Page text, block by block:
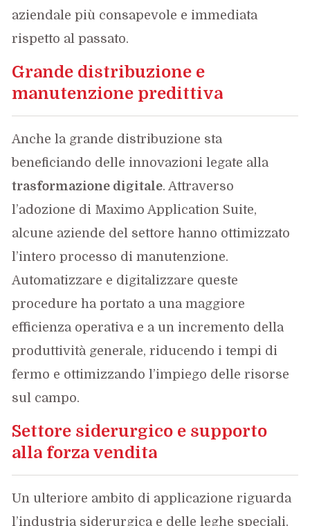
aziendale più consapevole e immediata
rispetto al passato.
Grande distribuzione e
manutenzione predittiva
Anche la grande distribuzione sta
beneficiando delle innovazioni legate alla
trasformazione digitale. Attraverso
l’adozione di Maximo Application Suite,
alcune aziende del settore hanno ottimizzato
l’intero processo di manutenzione.
Automatizzare e digitalizzare queste
procedure ha portato a una maggiore
efficienza operativa e a un incremento della
produttività generale, riducendo i tempi di
fermo e ottimizzando l’impiego delle risorse
sul campo.
Settore siderurgico e supporto
alla forza vendita
Un ulteriore ambito di applicazione riguarda
l’industria siderurgica e delle leghe speciali.